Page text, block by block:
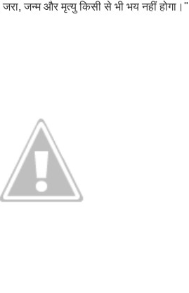
जन्म और मृत्यु किसी से भी भय नहीं होगा।"